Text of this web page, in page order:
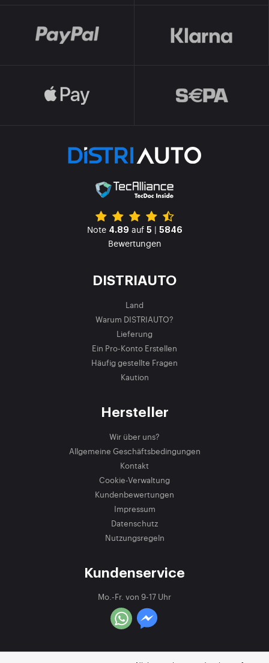
Note 4.89 auf 5 | 5846
Bewertungen
DISTRIAUTO
Land
Warum DISTRIAUTO?
Lieferung
Ein Pro-Konto Erstellen
Häufig gestellte Fragen
Kaution
Hersteller
Wir über uns?
Allgemeine Geschäftsbedingungen
Kontakt
Cookie-Verwaltung
Kundenbewertungen
Impressum
Datenschutz
Nutzungsregeln
Kundenservice
Mo.-Fr. von 9-17 Uhr